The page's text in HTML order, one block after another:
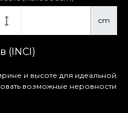
cm
(INCI)
и высоте для идеальной
возможные неровности